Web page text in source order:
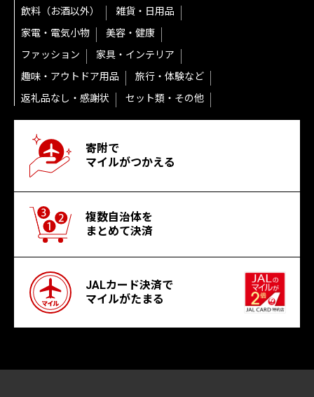
飲料（お酒以外）
雑貨・日用品
家電・電気小物
美容・健康
ファッション
家具・インテリア
趣味・アウトドア用品
旅行・体験など
返礼品なし・感謝状
セット類・その他
寄附で
マイルがつかえる
複数自治体を
まとめて決済
JALカード決済で
マイルがたまる